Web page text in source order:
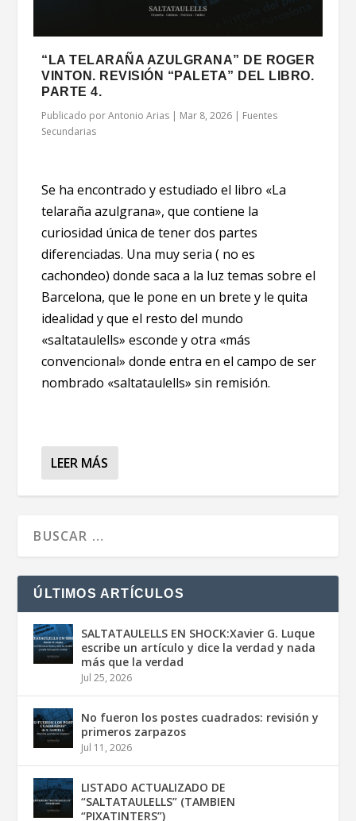
“LA TELARAÑA AZULGRANA” DE ROGER
VINTON. REVISIÓN “PALETA” DEL LIBRO.
PARTE 4.
Publicado porAntonio Arias | Mar 8, 2026 | Fuentes
Secundarias
Se ha encontrado y estudiado el libro «La
telaraña azulgrana», que contiene la
curiosidad única de tener dos partes
diferenciadas. Una muy seria ( no es
cachondeo) donde saca a la luz temas sobre el
Barcelona, que le pone en un brete y le quita
idealidad y que el resto del mundo
«saltataulells» esconde y otra «más
convencional» donde entra en el campo de ser
nombrado «saltataulells» sin remisión.
LEER MÁS
ÚLTIMOS ARTÍCULOS
SALTATAULELLS EN SHOCK:Xavier G. Luque
escribe un artículo y dice la verdad y nada
más que la verdad
Jul 25, 2026
No fueron los postes cuadrados: revisión y
primeros zarpazos
Jul 11, 2026
LISTADO ACTUALIZADO DE
“SALTATAULELLS” (TAMBIEN
“PIXATINTERS”)